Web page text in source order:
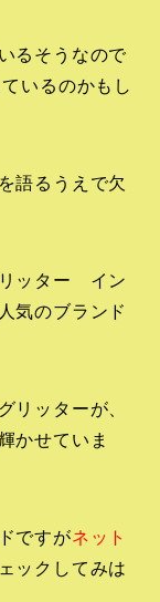
るそうなので
いるのかもし
語るうえで欠
ッター イン
気のブランド
リッターが、
かせていま
ですがネット
ックしてみは